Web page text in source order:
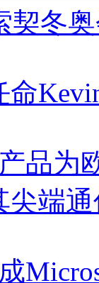
契冬
命
品为
尖端